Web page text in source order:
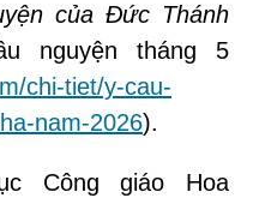
của Đức Thánh
nguyện tháng 5
chi-tiet/y-cau-
nam-2026).
Công giáo Hoa